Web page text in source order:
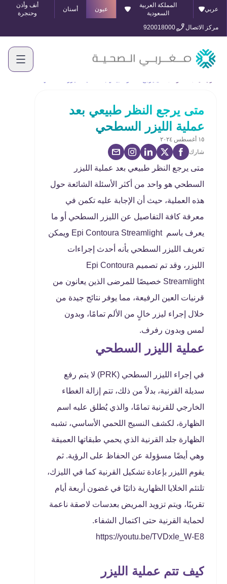
عربي
المملكة العربية
السعودية
عيون أسنان
أنف وأذن
وحنجرة
مركز الاتصال
920018000
متى يرجع النظر طبيعي بعد
عملية الليزر السطحي
١٥ أغسطس ٢٠٢٤
شارك
متى يرجع النظر طبيعي بعد عملية الليزر
السطحي هو واحد من أكثر الأسئلة الشائعة حول
هذه العملية، حيث أن الإجابة عليه تكمن في
معرفة كافة التفاصيل عن الليزر السطحي أو ما
يعرف باسم Epi Contoura Streamlight ويمكن
تعريف الليزر السطحي بأنه أحدث إجراءات
الليزر، وقد تم تصميم Epi Contoura
Streamlight خصيصًا للمرضى الذين يعانون من
قرنيات العين الرفيعة، مما يوفر نتائج جيدة من
خلال إجراء ليزر خالٍ من الألم تمامًا، وبدون
لمس وبدون رفرف.
عملية الليزر السطحي
في إجراء الليزر السطحي (PRK) لا يتم رفع
سديلة القرنية، بدلاً من ذلك، تتم إزالة الغطاء
الخارجي للقرنية تمامًا، والذي يُطلق عليه اسم
الظهارة، لكشف النسيج اللحمي الأساسي، تشبه
الظهارة جلد القرنية الذي يحمي طبقاتها العميقة
وهي أيضًا مسؤولة عن الحفاظ على الرؤية. ثم
يقوم الليزر بإعادة تشكيل القرنية كما في الليزك،
تلتئم الخلايا الظهارية ذاتيًا في غضون أربعة أيام
تقريبًا، ويتم تزويد المريض بعدسات لاصقة ناعمة
لحماية القرنية حتى اكتمال الشفاء.
https://youtu.be/TVDxIe_W-E8
كيف تتم عملية الليزر